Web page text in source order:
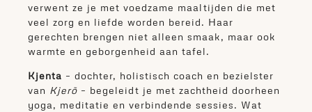
verwent ze je met voedzame maaltijden die met
veel zorg en liefde worden bereid. Haar
gerechten brengen niet alleen smaak, maar ook
warmte en geborgenheid aan tafel.
Kjenta – dochter, holistisch coach en bezielster
van Kjerõ – begeleidt je met zachtheid doorheen
yoga, meditatie en verbindende sessies. Wat